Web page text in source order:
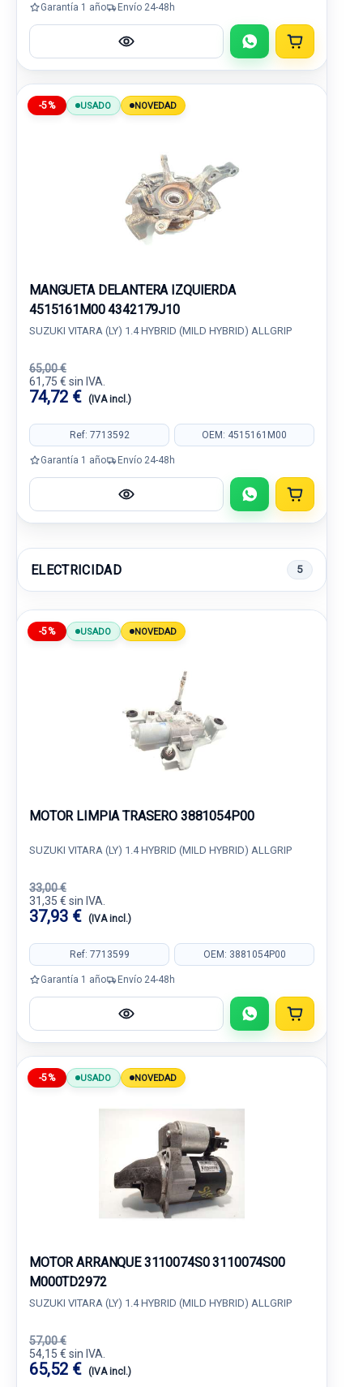
Garantía 1 año Envío 24-48h
-5% USADO NOVEDAD
MANGUETA DELANTERA IZQUIERDA
4515161M00 4342179J10
SUZUKI VITARA (LY) 1.4 HYBRID (MILD HYBRID) ALLGRIP
65,00 €
61,75 € sin IVA.
74,72 € (IVA incl.)
Ref: 7713592 OEM: 4515161M00
Garantía 1 año Envío 24-48h
ELECTRICIDAD 5
-5% USADO NOVEDAD
MOTOR LIMPIA TRASERO 3881054P00
SUZUKI VITARA (LY) 1.4 HYBRID (MILD HYBRID) ALLGRIP
33,00 €
31,35 € sin IVA.
37,93 € (IVA incl.)
Ref: 7713599 OEM: 3881054P00
Garantía 1 año Envío 24-48h
-5% USADO NOVEDAD
MOTOR ARRANQUE 3110074S0 3110074S00
M000TD2972
SUZUKI VITARA (LY) 1.4 HYBRID (MILD HYBRID) ALLGRIP
57,00 €
54,15 € sin IVA.
65,52 € (IVA incl.)